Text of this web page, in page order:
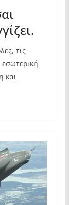
τις
και